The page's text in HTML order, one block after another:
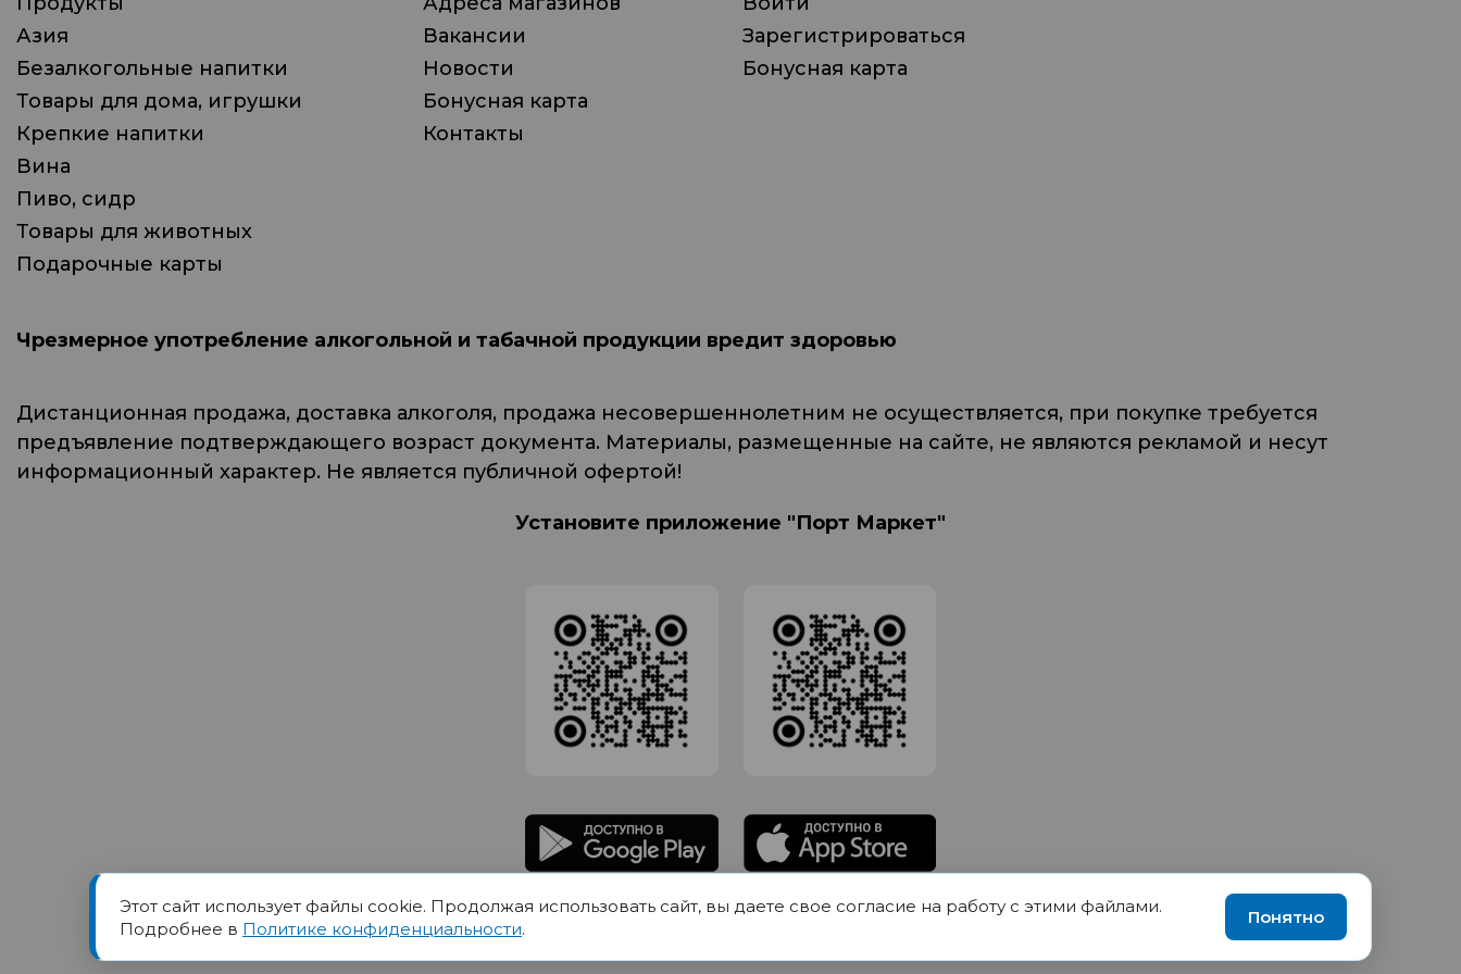
Азия
Безалкогольные напитки
Товары для дома, игрушки
Крепкие напитки
Вина
Пиво, сидр
Товары для животных
Подарочные карты
Вакансии
Новости
Бонусная карта
Контакты
Зарегистрироваться
Бонусная карта
Чрезмерное употребление алкогольной и табачной продукции вредит здоровью
Дистанционная продажа, доставка алкоголя, продажа несовершеннолетним не осуществляется, при покупке требуется
предъявление подтверждающего возраст документа. Материалы, размещенные на сайте, не являются рекламой и несут
информационный характер. Не является публичной офертой!
Установите приложение "Порт Маркет"
Товарный знак ПОРТ принадлежит Обществу с Ограниченной ответственностью СИГМАТОРГ, ОГРН 1191690035570, ИНН 1655417189
Юр.адрес 420012 Казань переулок Щербаковский дом 7, пом 1013, офис 5
Этот сайт использует файлы cookie. Продолжая использовать сайт, вы даете свое согласие на работу с этими файлами.
Подробнее в Политике конфиденциальности.
Понятно